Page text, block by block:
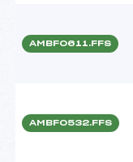
AMBF0611.FFS
AMBF0532.FFS